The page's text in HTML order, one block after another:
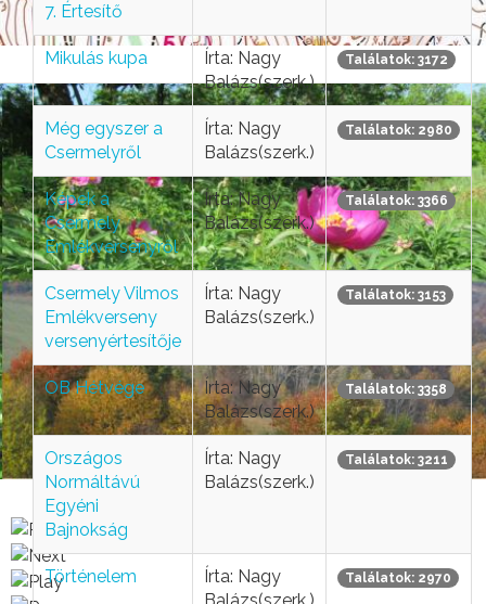
7. Értesítő
Mikulás kupa
Írta: Nagy
Balázs(szerk.)
Találatok: 3172
Még egyszer a
Csermelyről
Írta: Nagy
Balázs(szerk.)
Találatok: 2980
Képek a
Csermely
Emlékversenyről
Írta: Nagy
Balázs(szerk.)
Találatok: 3366
Csermely Vilmos
Emlékverseny
versenyértesítője
Írta: Nagy
Balázs(szerk.)
Találatok: 3153
OB Hétvége
Írta: Nagy
Balázs(szerk.)
Találatok: 3358
Országos
Normáltávú
Egyéni
Bajnokság
Írta: Nagy
Balázs(szerk.)
Találatok: 3211
Történelem
Írta: Nagy
Találatok: 2970